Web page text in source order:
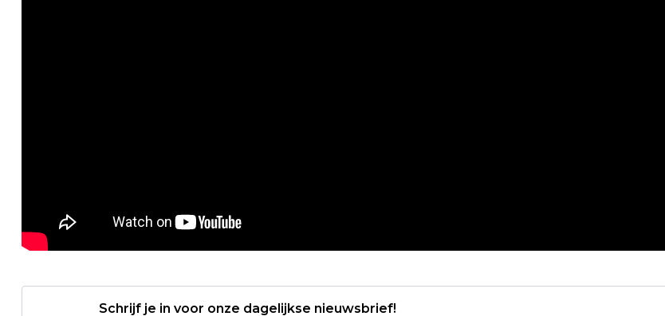
Schrijf je in voor onze dagelijkse nieuwsbrief!